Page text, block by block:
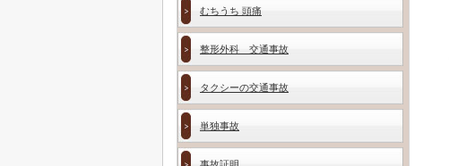
むちうち 頭痛
整形外科 交通事故
タクシーの交通事故
単独事故